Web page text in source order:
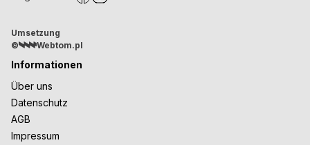
Umsetzung
©
Webtom.pl
Informationen
Über uns
Datenschutz
AGB
Impressum